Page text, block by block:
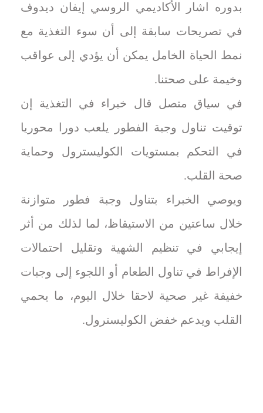
بدوره اشار الأكاديمي الروسي إيفان ديدوف
في تصريحات سابقة إلى أن سوء التغذية مع
نمط الحياة الخامل يمكن أن يؤدي إلى عواقب
وخيمة على صحتنا.
في سياق متصل قال خبراء في التغذية إن
توقيت تناول وجبة الفطور يلعب دورا محوريا
في التحكم بمستويات الكوليسترول وحماية
صحة القلب.
ويوصي الخبراء بتناول وجبة فطور متوازنة
خلال ساعتين من الاستيقاظ، لما لذلك من أثر
إيجابي في تنظيم الشهية وتقليل احتمالات
الإفراط في تناول الطعام أو اللجوء إلى وجبات
خفيفة غير صحية لاحقا خلال اليوم، ما يحمي
القلب ويدعم خفض الكوليسترول.